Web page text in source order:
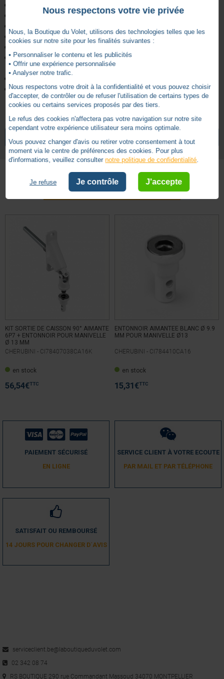
Le manchon d’étanchéité est en élastomère teinte naturel.
Sortie caisson côté manivelle :rond Ø12mm
Longueur :220mm
Longueur tige :220mm (la tige peut facilement être
recoupée)
Platine :
Livraison en sachet individuel, manchon d'étanchéité et vis de
serrage genouillère M5 inclus.
Sortie caisson côté manivelle
Sortie caisson côté treuil 6 pans 7
Sortie caisson inclinaison Sortie 45°
Type de pose
Type de sortie
VOIR TOUS LES ARTICLES ZURFLUH-FELLER
Autres produits - Sorties caisson 90°
KIT SORTIE DE CAISSON 90° AIMANTE
6P7 + ENTONNOIR POUR MANIVELLE
Ø 13 MM
CHERUBINI - CI78407038CA16K
en stock
56,54€TTC
ENTONNOIR AIMANTEE BLANC Ø 9.9
MM POUR MANIVELLE Ø13
CHERUBINI - CI784410CA16
en stock
15,31 €TTC
PAIEMENT SÉCURISÉ
EN LIGNE
SERVICE CLIENT À VOTRE ECOUTE
PAR MAIL ET PAR TÉLÉPHONE
SATISFAIT OU REMBOURSÉ
14 JOURS POUR CHANGER D´AVIS
serviceclient.be@laboutiqueduvolet.com
02 342 08 74
RS BOUTIQUE 290 rue Commandant Massoud 34070 MONTPELLIER
Nous respectons votre vie privée
Nous, la Boutique du Volet, utilisons des technologies telles que les
cookies sur notre site pour les finalités suivantes :
• Personnaliser le contenu et les publicités
• Offrir une expérience personnalisée
• Analyser notre trafic.
Nous respectons votre droit à la confidentialité et vous pouvez choisir
d'accepter, de contrôler ou de refuser l'utilisation de certains types de
cookies ou certains services proposés par des tiers.
Le refus des cookies n'affectera pas votre navigation sur notre site
cependant votre expérience utilisateur sera moins optimale.
Vous pouvez changer d'avis ou retirer votre consentement à tout
moment via le centre de préférences des cookies. Pour plus
d'informations, veuillez consulter notre politique de confidentialité.
Je refuse Je contrôle J'accepte